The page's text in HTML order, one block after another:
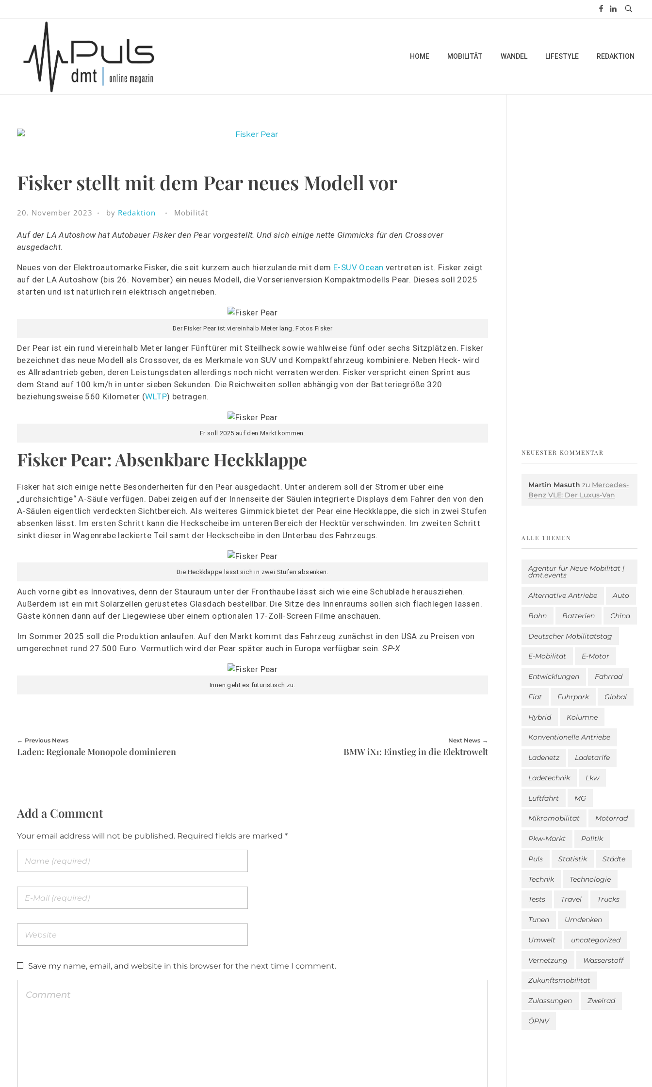
Puls Magazin
Zukunft der Mobilität
HOME MOBILITÄT WANDEL LIFESTYLE REDAKTION
Fisker stellt mit dem Pear neues Modell vor
20. November 2023 by Redaktion Mobilität
Auf der LA Autoshow hat Autobauer Fisker den Pear vorgestellt. Und sich einige nette Gimmicks für den Crossover
ausgedacht.
Neues von der Elektroautomarke Fisker, die seit kurzem auch hierzulande mit dem E-SUV Ocean vertreten ist. Fisker zeigt
auf der LA Autoshow (bis 26. November) ein neues Modell, die Vorserienversion Kompaktmodells Pear. Dieses soll 2025
starten und ist natürlich rein elektrisch angetrieben.
Der Fisker Pear ist viereinhalb Meter lang. Fotos Fisker
Der Pear ist ein rund viereinhalb Meter langer Fünftürer mit Steilheck sowie wahlweise fünf oder sechs Sitzplätzen. Fisker
bezeichnet das neue Modell als Crossover, da es Merkmale von SUV und Kompaktfahrzeug kombiniere. Neben Heck- wird
es Allradantrieb geben, deren Leistungsdaten allerdings noch nicht verraten werden. Fisker verspricht einen Sprint aus
dem Stand auf 100 km/h in unter sieben Sekunden. Die Reichweiten sollen abhängig von der Batteriegröße 320
beziehungsweise 560 Kilometer (WLTP) betragen.
Er soll 2025 auf den Markt kommen.
Fisker Pear: Absenkbare Heckklappe
Fisker hat sich einige nette Besonderheiten für den Pear ausgedacht. Unter anderem soll der Stromer über eine
„durchsichtige“ A-Säule verfügen. Dabei zeigen auf der Innenseite der Säulen integrierte Displays dem Fahrer den von den
A-Säulen eigentlich verdeckten Sichtbereich. Als weiteres Gimmick bietet der Pear eine Heckklappe, die sich in zwei Stufen
absenken lässt. Im ersten Schritt kann die Heckscheibe im unteren Bereich der Hecktür verschwinden. Im zweiten Schritt
sinkt dieser in Wagenrabe lackierte Teil samt der Heckscheibe in den Unterbau des Fahrzeugs.
Die Heckklappe lässt sich in zwei Stufen absenken.
Auch vorne gibt es Innovatives, denn der Stauraum unter der Fronthaube lässt sich wie eine Schublade herausziehen.
Außerdem ist ein mit Solarzellen gerüstetes Glasdach bestellbar. Die Sitze des Innenraums sollen sich flachlegen lassen.
Gäste können dann auf der Liegewiese über einem optionalen 17-Zoll-Screen Filme anschauen.
Im Sommer 2025 soll die Produktion anlaufen. Auf den Markt kommt das Fahrzeug zunächst in den USA zu Preisen von
umgerechnet rund 27.500 Euro. Vermutlich wird der Pear später auch in Europa verfügbar sein.SP-X
Innen geht es futuristisch zu.
Previous News
Laden: Regionale Monopole dominieren
Next News
BMW iX1: Einstieg in die Elektrowelt
Add a Comment
Your email address will not be published. Required fields are marked *
Save my name, email, and website in this browser for the next time I comment.
NEUESTER KOMMENTAR
Martin Masuth zu Mercedes-
Benz VLE: Der Luxus-Van
ALLE THEMEN
Agentur für Neue Mobilität |
dmt.events
Alternative Antriebe Auto
Bahn Batterien China
Deutscher Mobilitätstag
E-Mobilität E-Motor
Entwicklungen Fahrrad
Fiat Fuhrpark Global
Hybrid Kolumne
Konventionelle Antriebe
Ladenetz Ladetarife
Ladetechnik Lkw
Luftfahrt MG
Mikromobilität Motorrad
Pkw-Markt Politik
Puls Statistik Städte
Technik Technologie
Tests Travel Trucks
Tunen Umdenken
Umwelt uncategorized
Vernetzung Wasserstoff
Zukunftsmobilität
Zulassungen Zweirad
ÖPNV